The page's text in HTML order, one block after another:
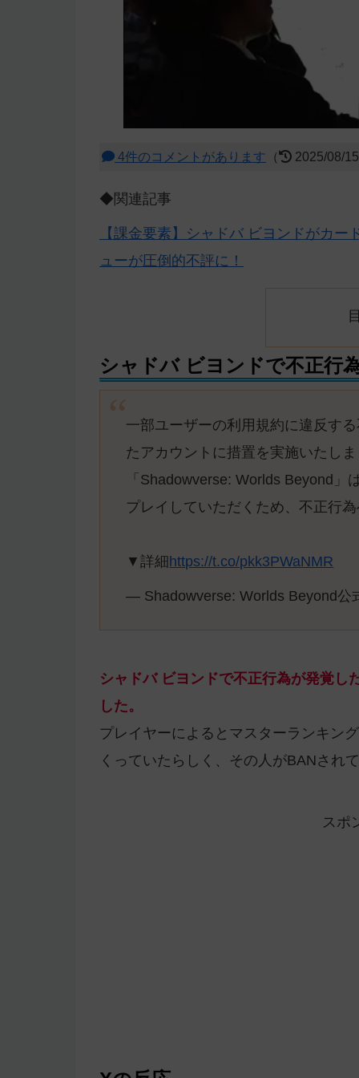
4件のコメントがあります （ 2025/08/
◆関連記事
【課金要素】シャドバ ビヨンドがカ
ューが圧倒的不評に！
シャドバ ビヨンドで不正行
一部ユーザーの利用規約に違反す
たアカウントに措置を実施いたし
「Shadowverse: Worlds Beyond
プレイしていただくため、不正行
▼詳細https://t.co/pkk3PWaNMR
— Shadowverse: Worlds Beyond公
シャドバ ビヨンドで不正行為が発覚し
した。
プレイヤーによるとマスターランキン
くっていたらしく、その人がBANされ
スポ